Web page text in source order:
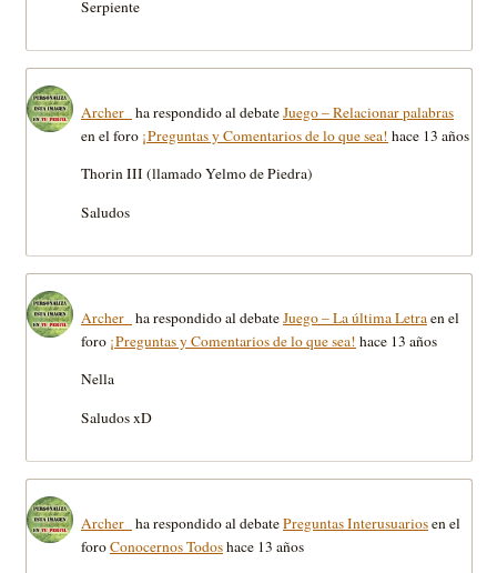
Serpiente
Archer_ ha respondido al debateJuego – Relacionar palabras
en el foro ¡Preguntas y Comentarios de lo que sea! hace 13 años
Thorin III (llamado Yelmo de Piedra)
Saludos
Archer_ ha respondido al debateJuego – La última Letraen el
foro ¡Preguntas y Comentarios de lo que sea! hace 13 años
Nella
Saludos xD
Archer_ ha respondido al debatePreguntas Interusuariosen el
foroConocernos Todoshace 13 años